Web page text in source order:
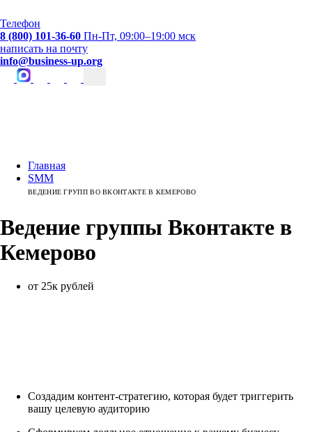
Телефон
8 (800) 101-36-60 Пн-Пт, 09:00–19:00 мск
написать на почту
info@business-up.org
Главная
SMM
ВЕДЕНИЕ ГРУПП ВО ВКОНТАКТЕ В КЕМЕРОВО
Ведение группы Вконтакте в
Кемерово
от 25к рублей
Создадим контент-стратегию, которая будет триггерить
вашу целевую аудиторию